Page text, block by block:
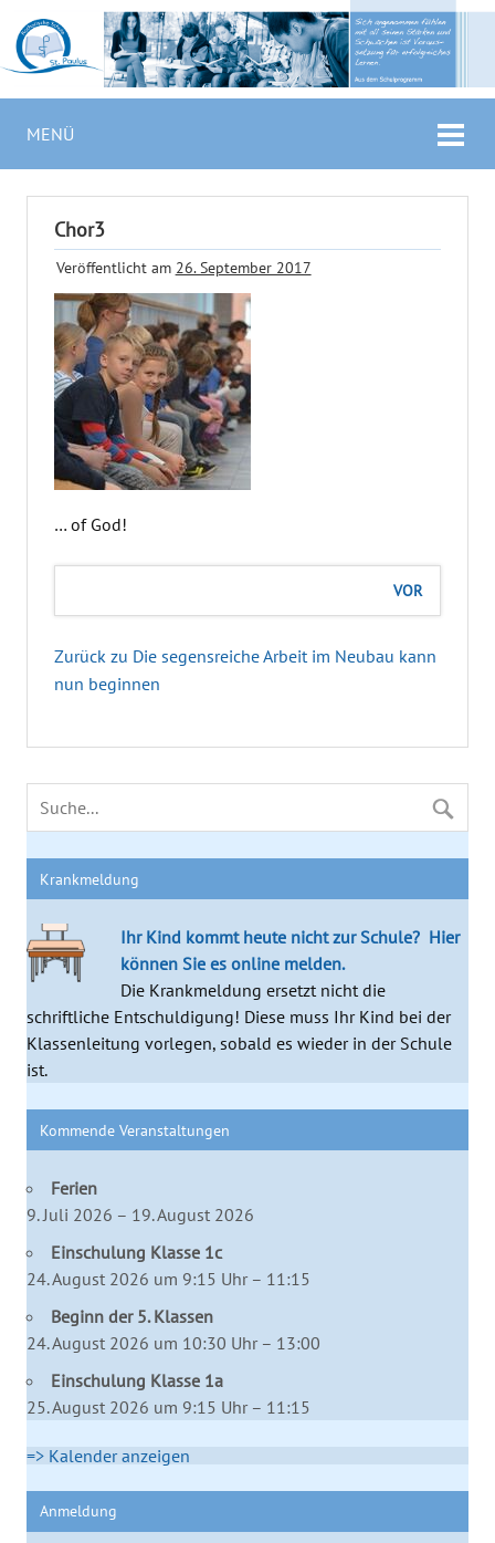
MENÜ
Chor3
Veröffentlicht am 26. September 2017
… of God!
VOR
Zurück zu Die segensreiche Arbeit im Neubau kann
nun beginnen
Krankmeldung
Ihr Kind kommt heute nicht zur Schule? Hier
können Sie es online melden.
Die Krankmeldung ersetzt nicht die
schriftliche Entschuldigung! Diese muss Ihr Kind bei der
Klassenleitung vorlegen, sobald es wieder in der Schule
ist.
Kommende Veranstaltungen
Ferien
9. Juli 2026 – 19. August 2026
Einschulung Klasse 1c
24. August 2026 um 9:15 Uhr – 11:15
Beginn der 5. Klassen
24. August 2026 um 10:30 Uhr – 13:00
Einschulung Klasse 1a
25. August 2026 um 9:15 Uhr – 11:15
=> Kalender anzeigen
Anmeldung